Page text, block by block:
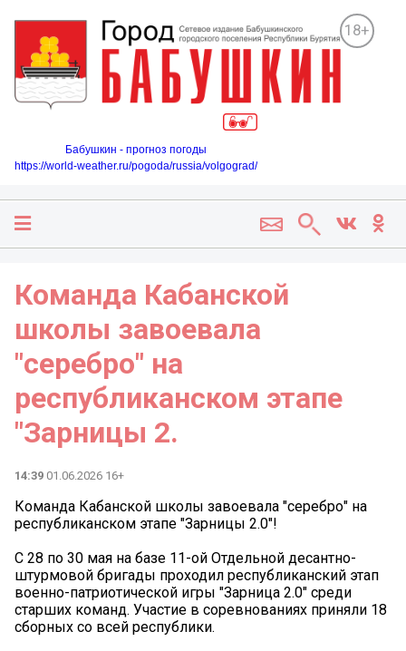
18+
Бабушкин - прогноз погоды
https://world-weather.ru/pogoda/russia/volgograd/
Команда Кабанской
школы завоевала
"серебро" на
республиканском этапе
"Зарницы 2.
14:39 01.06.2026 16+
Команда Кабанской школы завоевала "серебро" на
республиканском этапе "Зарницы 2.0"!
С 28 по 30 мая на базе 11-ой Отдельной десантно-
штурмовой бригады проходил республиканский этап
военно-патриотической игры "Зарница 2.0" среди
старших команд. Участие в соревнованиях приняли 18
сборных со всей республики.